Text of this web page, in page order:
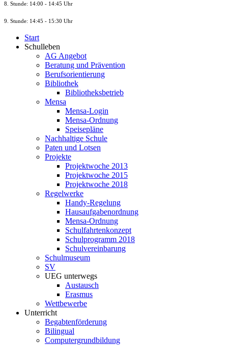
8. Stunde: 14:00 - 14:45 Uhr
9. Stunde: 14:45 - 15:30 Uhr
Start
Schulleben
AG Angebot
Beratung und Prävention
Berufsorientierung
Bibliothek
Bibliotheksbetrieb
Mensa
Mensa-Login
Mensa-Ordnung
Speisepläne
Nachhaltige Schule
Paten und Lotsen
Projekte
Projektwoche 2013
Projektwoche 2015
Projektwoche 2018
Regelwerke
Handy-Regelung
Hausaufgabenordnung
Mensa-Ordnung
Schulfahrtenkonzept
Schulprogramm 2018
Schulvereinbarung
Schulmuseum
SV
UEG unterwegs
Austausch
Erasmus
Wettbewerbe
Unterricht
Begabtenförderung
Bilingual
Computergrundbildung